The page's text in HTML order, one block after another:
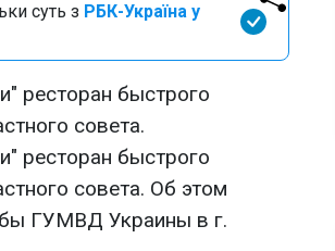
суть з РБК-Україна у
ресторан быстрого
совета.
ресторан быстрого
совета. Об этом
ГУМВД Украины в г.